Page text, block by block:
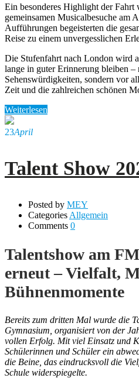
Ein besonderes Highlight der Fahrt
gemeinsamen Musicalbesuche am
Aufführungen begeisterten die
Reise zu einem unvergesslichen
Die Stufenfahrt nach London wird
lange in guter Erinnerung bleiben
Sehenswürdigkeiten, sondern vor
Zeit und die zahlreichen schönen
Weiterlesen
23April
Talent Show
Posted by MEY
CategoriesAllgemein
Comments 0
Talentshow am
erneut – Vielfalt,
Bühnenmomente
Bereits zum dritten Mal wurde die
Gymnasium, organisiert von der
vollen Erfolg. Mit viel Einsatz und
Schülerinnen und Schüler ein
die Beine, das eindrucksvoll die
Schule widerspiegelte.